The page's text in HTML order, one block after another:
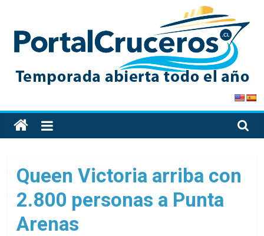
content
PortalCruceros
Toda
la
de
cruceros
en
un
solo
Queen Victoria arriba con
2.800 personas a Punta
Arenas